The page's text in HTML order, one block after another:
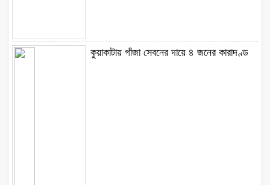
কুয়াকাটায় গাঁজা সেবনের দায়ে ৪ জনের কারাদণ্ড